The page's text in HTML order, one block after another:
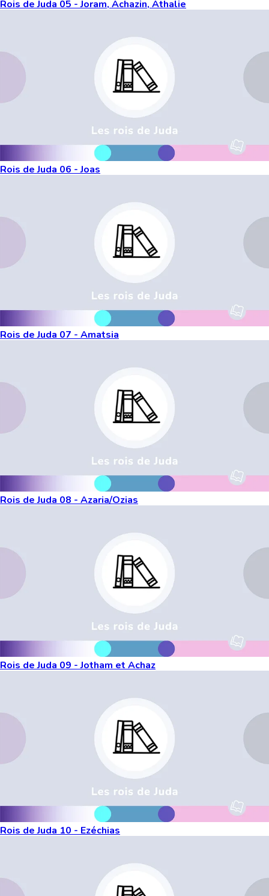
Rois de Juda 05 - Joram, Achazin, Athalie
Rois de Juda 06 - Joas
Rois de Juda 07 - Amatsia
Rois de Juda 08 - Azaria/Ozias
Rois de Juda 09 - Jotham et Achaz
Rois de Juda 10 - Ezéchias